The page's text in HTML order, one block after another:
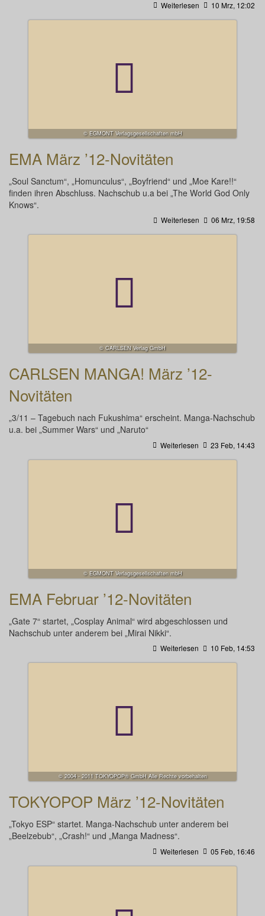
Weiterlesen 10 Mrz, 12:02
© EGMONT Verlagsgesellschaften mbH
EMA März ’12-Novitäten
„Soul Sanctum“, „Homunculus“, „Boyfriend“ und „Moe Kare!!“
finden ihren Abschluss. Nachschub u.a bei „The World God Only
Knows“.
Weiterlesen 06 Mrz, 19:58
© CARLSEN Verlag GmbH
CARLSEN MANGA! März ’12-
Novitäten
„3/11 – Tagebuch nach Fukushima“ erscheint. Manga-Nachschub
u.a. bei „Summer Wars“ und „Naruto“
Weiterlesen 23 Feb, 14:43
© EGMONT Verlagsgesellschaften mbH
EMA Februar ’12-Novitäten
„Gate 7“ startet, „Cosplay Animal“ wird abgeschlossen und
Nachschub unter anderem bei „Mirai Nikki“.
Weiterlesen 10 Feb, 14:53
© 2004 - 2011 TOKYOPOP® GmbH Alle Rechte vorbehalten
TOKYOPOP März ’12-Novitäten
„Tokyo ESP“ startet. Manga-Nachschub unter anderem bei
„Beelzebub“, „Crash!“ und „Manga Madness“.
Weiterlesen 05 Feb, 16:46